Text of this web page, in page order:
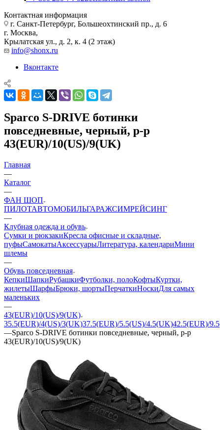
Контактная информация
г. Санкт-Петербург, Большеохтинский пр., д. 6
г. Москва,
Крылатская ул., д. 2, к. 4 (2 этаж)
info@shonx.ru
Вконтакте
Sparco S-DRIVE ботинки
повседневные, черный, р-р
43(EUR)/10(US)/9(UK)
Главная
—
Каталог
—
ФАН ШОП
ПИЛОТАВТОМОБИЛЬГАРАЖСИМРЕЙСИНГ
—
Клубная одежда и обувь
Сумки и рюкзакиКресла офисные и складные,
пуфыСамокатыАксессуарыЛитература, календариМини
шлемы
—
Обувь повседневная
КепкиШапкиРубашкиФутболки, полоКофтыКуртки,
жилетыШарфыБрюки, шортыПерчаткиНоскиДля самых
маленьких
—
43(EUR)/10(US)/9(UK)
35.5(EUR)/4(US)/3(UK)37.5(EUR)/5.5(US)/4.5(UK)42.5(EUR)/
—Sparco S-DRIVE ботинки повседневные, черный, р-р
43(EUR)/10(US)/9(UK)